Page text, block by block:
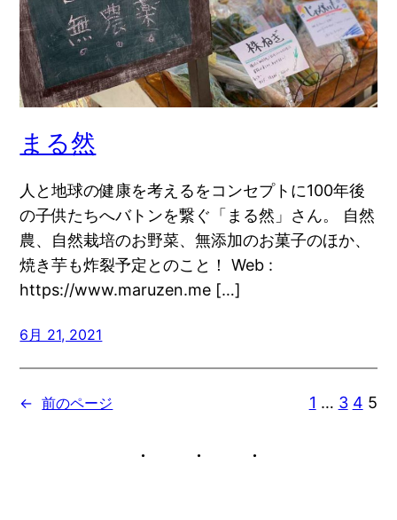
まる然
人と地球の健康を考えるをコンセプトに100年後
の子供たちへバトンを繋ぐ「まる然」さん。 自然
農、自然栽培のお野菜、無添加のお菓子のほか、
焼き芋も炸裂予定とのこと！ Web :
https://www.maruzen.me […]
6月 21, 2021
← 前のページ 1 … 3 4 5